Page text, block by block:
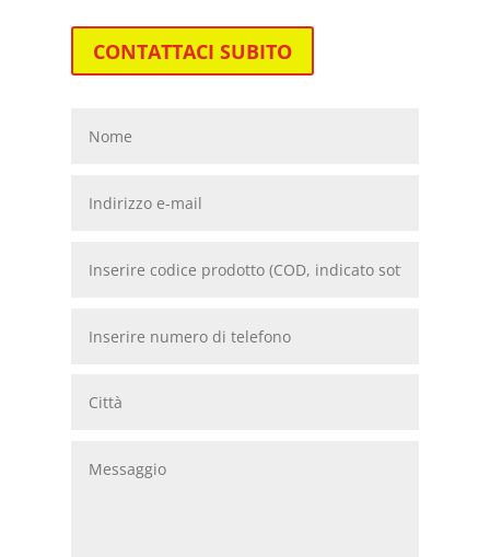
CONTATTACI SUBITO